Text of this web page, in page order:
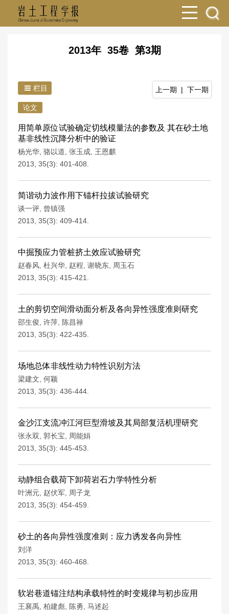
2013年 35卷 第3期
栏目 上一期 | 下一期
论文
用简单原位试验确定切线模量法的参数及 其在砂土地
基非线性沉降分析中的验证
杨光华 骆以道 张玉成 王恩麒
2013, 35(3): 401-408.
简谐动力波作用下锚杆拉拔试验研究
谈一评 曾镇强
2013, 35(3): 409-414.
中掘预应力管桩挤土效应试验研究
赵春风 杜兴华 赵程 谢晓东
周玉石
2013, 35(3): 415-421.
土的剪切空间滑动面分析及各向异性强度准则研究
邵生俊 许萍
陈昌禄
2013, 35(3): 422-435.
场地总体非线性动力特性识别方法
梁建文 何颖
2013, 35(3): 436-444.
金沙江支流冲江河巨型滑坡及其局部复活机理研究
张永双 郭长宝
周能娟
2013, 35(3): 445-453.
动静组合载荷下卸荷岩石力学特性分析
叶洲元 赵伏军
周子龙
2013, 35(3): 454-459.
砂土的各向异性强度准则：应力诱发各向异性
刘洋
2013, 35(3): 460-468.
软岩巷道锚注结构承载特性的时变规律与初步应用
王襄禹 柏建彪 陈勇 马述起